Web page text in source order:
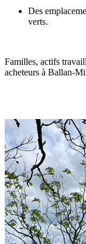
Des
verts.
Familles, actifs
acheteurs à Ballan-